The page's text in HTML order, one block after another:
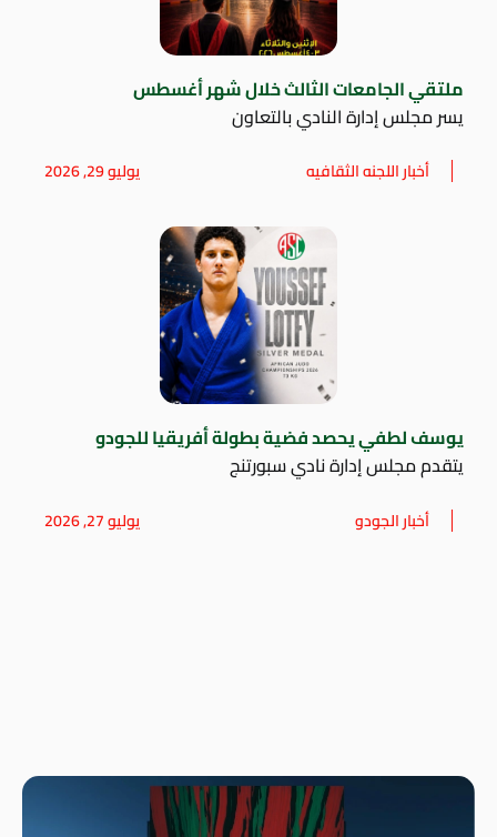
ملتقي الجامعات الثالث خلال شهر أغسطس
يسر مجلس إدارة النادي بالتعاون
أخبار اللجنه الثقافيه يوليو 29, 2026
يوسف لطفي يحصد فضية بطولة أفريقيا للجودو
يتقدم مجلس إدارة نادي سبورتنج
أخبار الجودو يوليو 27, 2026